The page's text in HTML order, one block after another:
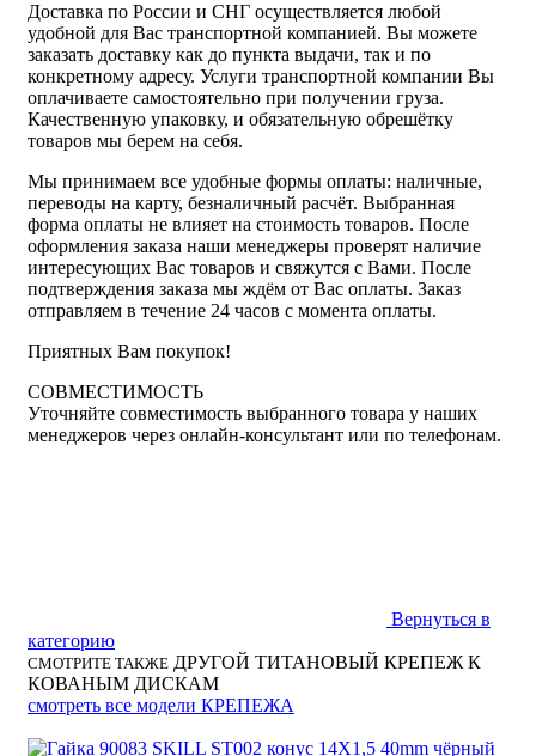
Доставка по России и СНГ осуществляется любой
удобной для Вас транспортной компанией. Вы можете
заказать доставку как до пункта выдачи, так и по
конкретному адресу. Услуги транспортной компании Вы
оплачиваете самостоятельно при получении груза.
Качественную упаковку, и обязательную обрешётку
товаров мы берем на себя.
Мы принимаем все удобные формы оплаты: наличные,
переводы на карту, безналичный расчёт. Выбранная
форма оплаты не влияет на стоимость товаров. После
оформления заказа наши менеджеры проверят наличие
интересующих Вас товаров и свяжутся с Вами. После
подтверждения заказа мы ждём от Вас оплаты. Заказ
отправляем в течение 24 часов с момента оплаты.
Приятных Вам покупок!
СОВМЕСТИМОСТЬ
Уточняйте совместимость выбранного товара у наших
менеджеров через онлайн-консультант или по телефонам.
Вернуться в
категорию
СМОТРИТЕ ТАКЖЕ ДРУГОЙ ТИТАНОВЫЙ КРЕПЕЖ К
КОВАНЫМ ДИСКАМ
смотреть все модели КРЕПЕЖА